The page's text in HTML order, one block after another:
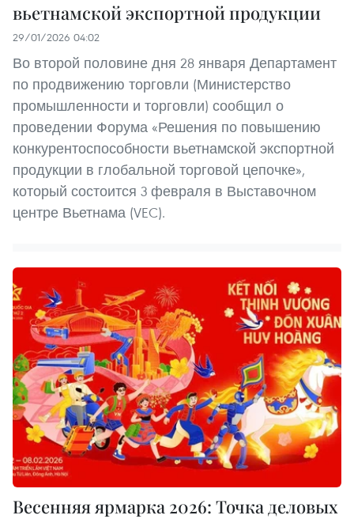
вьетнамской экспортной продукции
29/01/2026 04:02
Во второй половине дня 28 января Департамент
по продвижению торговли (Министерство
промышленности и торговли) сообщил о
проведении Форума «Решения по повышению
конкурентоспособности вьетнамской экспортной
продукции в глобальной торговой цепочке»,
который состоится 3 февраля в Выставочном
центре Вьетнама (VEC).
Весенняя ярмарка 2026: Точка деловых